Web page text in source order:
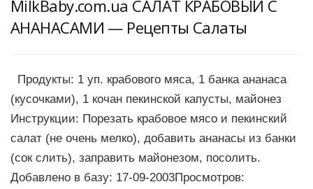
MilkBaby.com.ua CАЛАТ КРАБОВЫЙ С
АНАНАСАМИ — Рецепты Салаты
Продукты: 1 уп. крабового мяса, 1 банка ананаса
(кусочками), 1 кочан пекинской капусты, майонез
Инструкции: Порезать крабовое мясо и пекинский
салат (не очень мелко), добавить ананасы из банки
(сок слить), заправить майонезом, посолить.
Добавлено в базу: 17-09-2003Просмотров: